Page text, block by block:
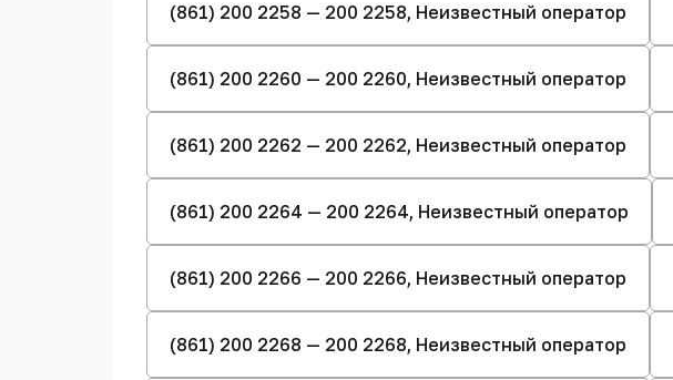
(861) 200 2258 — 200 2258, Неизвестный оператор
(861) 200 2260 — 200 2260, Неизвестный оператор
(861) 200 2262 — 200 2262, Неизвестный оператор
(861) 200 2264 — 200 2264, Неизвестный оператор
(861) 200 2266 — 200 2266, Неизвестный оператор
(861) 200 2268 — 200 2268, Неизвестный оператор